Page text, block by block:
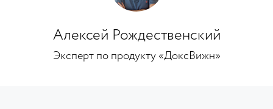
Алексей Рождественский
Эксперт по продукту «ДоксВижн»